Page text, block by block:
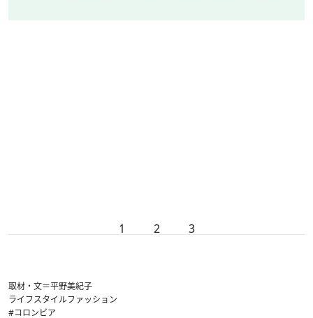
1 2 3
取材・文＝平野美紀子
ライフスタイルファッション
#コロンビア